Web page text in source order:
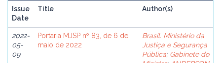
Issue
Date
Title Author(s)
2022-
05-
09
Portaria MJSP nº 83, de 6 de
maio de 2022
Brasil. Ministério da
Justiça e Segurança
Pública; Gabinete do